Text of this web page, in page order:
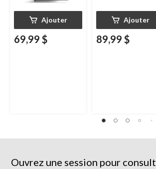
Ajouter
69,99 $
Ajouter
89,99 $
Ouvrez une session pour